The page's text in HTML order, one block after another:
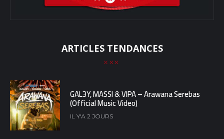
ARTICLES TENDANCES
GAL3Y, MASSI & VIPA – Arawana Serebas
(Official Music Video)
IL Y'A 2 JOURS